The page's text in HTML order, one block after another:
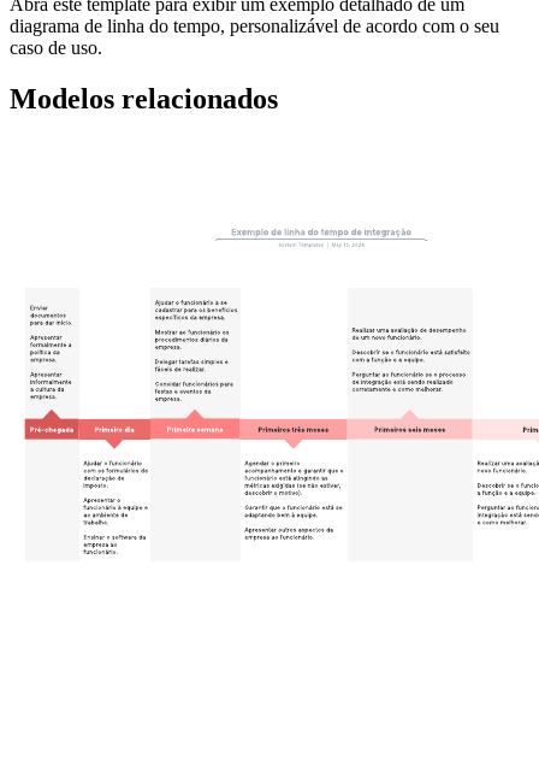
Abra este template para exibir um exemplo detalhado de um
diagrama de linha do tempo, personalizável de acordo com o seu
caso de uso.
Modelos relacionados